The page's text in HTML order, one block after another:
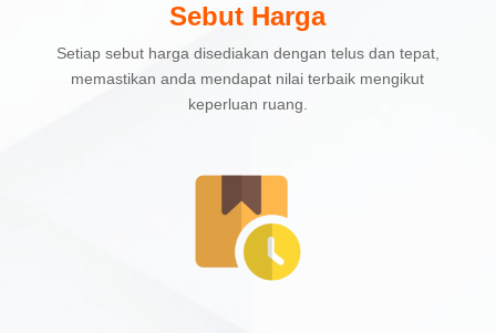
Sebut Harga
Setiap sebut harga disediakan dengan telus dan tepat,
memastikan anda mendapat nilai terbaik mengikut
keperluan ruang.